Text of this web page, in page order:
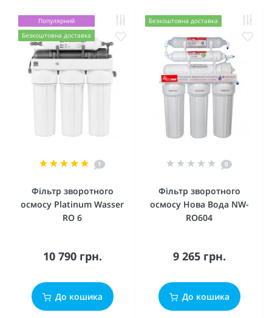
Популярний
Безкоштовна доставка
1
Фільтр зворотного
осмосу Platinum Wasser
RO 6
10 790 грн.
До кошика
Безкоштовна доставка
0
Фільтр зворотного
осмосу Нова Вода NW-
RO604
9 265 грн.
До кошика